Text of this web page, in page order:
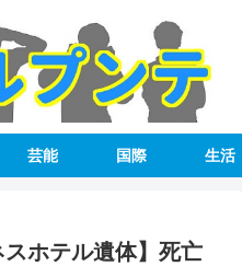
芸能 国際 生活
スホテル遺体】死亡